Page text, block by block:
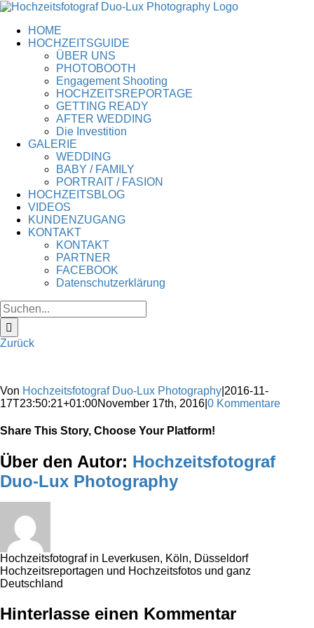
Zum
springenHOME
HOCHZEITSGUIDE
ÜBER UNS
PHOTOBOOTH
Engagement Shooting
HOCHZEITSREPORTAGE
GETTING READY
AFTER WEDDING
Die Investition
GALERIE
WEDDING
BABY / FAMILY
PORTRAIT / FASION
HOCHZEITSBLOG
VIDEOS
KUNDENZUGANG
KONTAKT
KONTAKT
PARTNER
FACEBOOK
Datenschutzerklärung
Suche
nach:
Zurück
Von Hochzeitsfotograf Duo-Lux Photography 2016-11-
17T23:50:21+01:00November 17th, 2016 0 Kommentare
Share This Story, Choose Your Platform!
Sharing_facebook
Sharing_twitter
Sharing_reddit
Über den Autor: Hochzeitsfotograf
Duo-Lux Photography
Hochzeitsfotograf in Leverkusen, Köln, Düsseldorf
Hochzeitsreportagen und Hochzeitsfotos und ganz
Deutschland
Hinterlasse einen Kommentar